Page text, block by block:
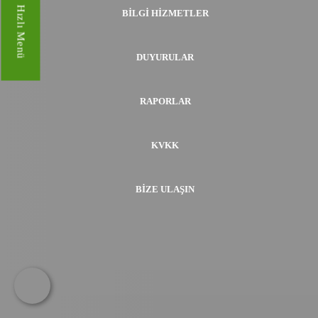
Hızlı Menü BILGI HIZMETLER
DUYURULAR
RAPORLAR
KVKK
BIZE ULAŞIN